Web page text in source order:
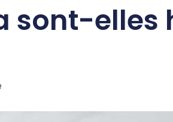
sont-elles